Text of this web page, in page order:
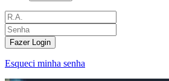
Fazer Login
Esqueci minha senha